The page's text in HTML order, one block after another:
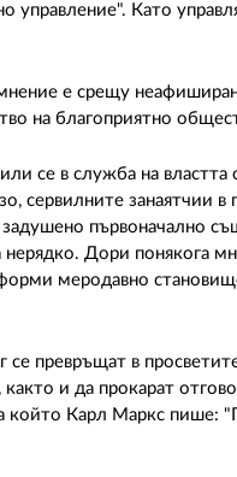
управление". Като
е срещу
на благоприятно
се в служба на
сервилните занаятчии
първоначално
Дори понякога
меродавно
се превръщат в
и да прокарат
който Карл Маркс пише: